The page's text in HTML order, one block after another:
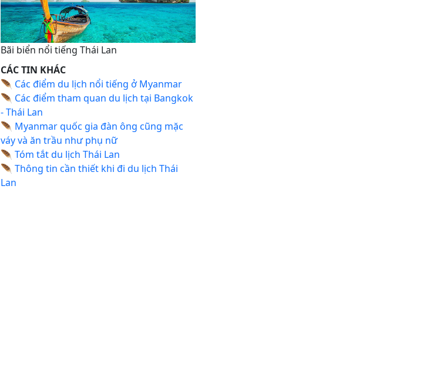
Bãi biển nổi tiếng Thái Lan
CÁC TIN KHÁC
🪶 Các điểm du lịch nổi tiếng ở Myanmar
🪶 Các điểm tham quan du lịch tại Bangkok
- Thái Lan
🪶 Myanmar quốc gia đàn ông cũng mặc
váy và ăn trầu như phụ nữ
🪶 Tóm tắt du lịch Thái Lan
🪶 Thông tin cần thiết khi đi du lịch Thái
Lan